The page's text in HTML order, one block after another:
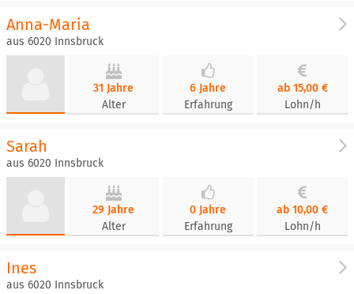
Anna-Maria
aus 6020 Innsbruck
31 Jahre
Alter
6 Jahre
Erfahrung
ab 15,00 €
Lohn/h
Sarah
aus 6020 Innsbruck
29 Jahre
Alter
0 Jahre
Erfahrung
ab 10,00 €
Lohn/h
Ines
aus 6020 Innsbruck